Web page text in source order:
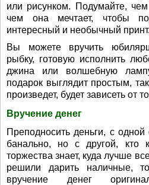
или рисунком. Подумайте,
чем она мечтает, чтобы
интересный и необычный принт.
Вы можете вручить
рыбку, готовую исполнить
джина или волшебную
подарок выглядит простым,
произведет, будет зависеть от
Вручение денег
Преподносить деньги, с
банально, но с другой, кто
торжества знает, куда лучше
решили дарить наличные,
вручение денег